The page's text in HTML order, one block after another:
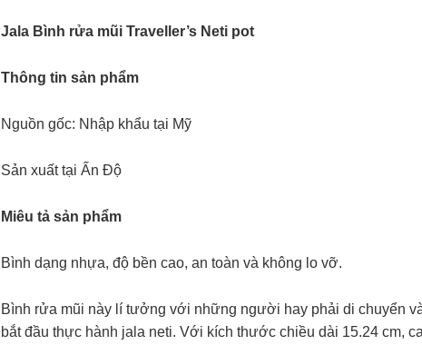
Jala Bình rửa mũi Traveller’s Neti pot
Thông tin sản phẩm
Nguồn gốc: Nhập khẩu tại Mỹ
Sản xuất tại Ấn Độ
Miêu tả sản phẩm
Bình dạng nhựa, độ bền cao, an toàn và không lo vỡ.
Bình rửa mũi này lí tưởng với những người hay phải di chuyển
bắt đầu thực hành jala neti. Với kích thước chiều dài 15.24 cm,